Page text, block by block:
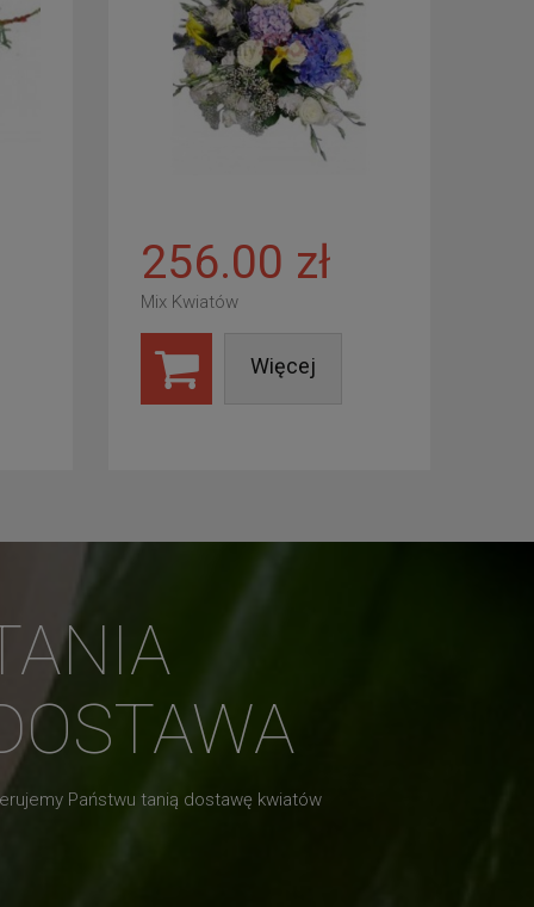
256.00 zł
Mix Kwiatów
Więcej
Państwu tanią dostawę kwiatów